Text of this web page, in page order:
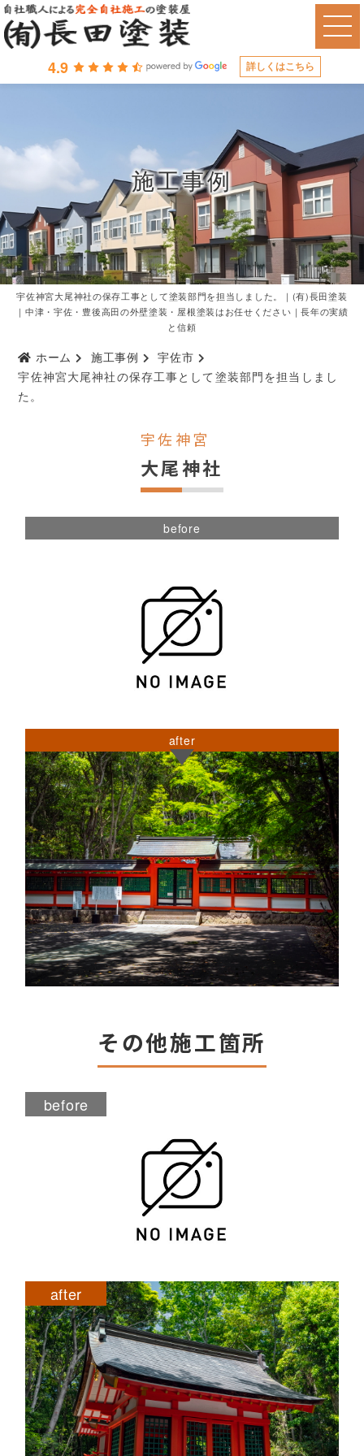
4.9 詳しくはこちら
施工事例
宇佐神宮大尾神社の保存工事として塗装部門を担当しました。｜(有)長田塗装
｜中津・宇佐・豊後高田の外壁塗装・屋根塗装はお任せください｜長年の実績
と信頼
ホーム 施工事例
宇佐市
宇佐神宮大尾神社の保存工事として塗装部門を担当しまし
た。
宇佐神宮
大尾神社
before
after
その他施工箇所
before
after